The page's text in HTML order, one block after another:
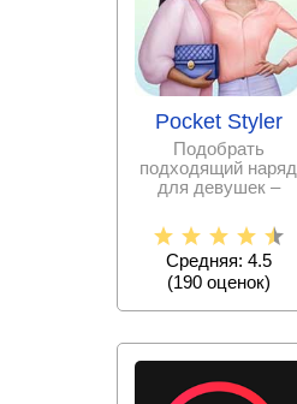
Pocket Styler
Подобрать
подходящий наряд
для девушек –
непростое.
Испытайте свои
силы в
Средняя: 4.5
(190оценок)